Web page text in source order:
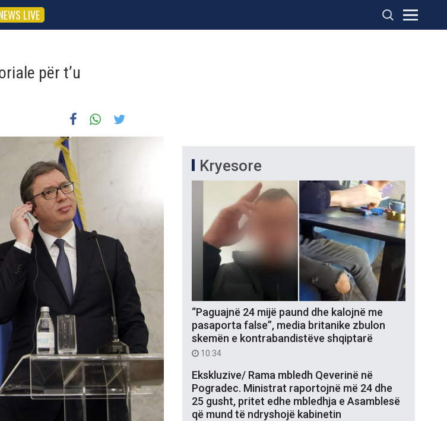
LIVE
për t’u
Kryesore
“Paguajnë 24 mijë paund dhe kalojnë me
pasaporta false”, media britanike zbulon
skemën e kontrabandistëve shqiptarë
10:34
Ekskluzive/ Rama mbledh Qeverinë në
Pogradec. Ministrat raportojnë më 24 dhe
25 gusht, pritet edhe mbledhja e Asamblesë
që mund të ndryshojë kabinetin